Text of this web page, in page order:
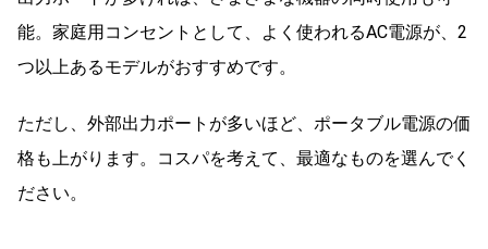
能。家庭用コンセントとして、よく使われるAC電源が、2
つ以上あるモデルがおすすめです。
ただし、外部出力ポートが多いほど、ポータブル電源の価
格も上がります。コスパを考えて、最適なものを選んでく
ださい。